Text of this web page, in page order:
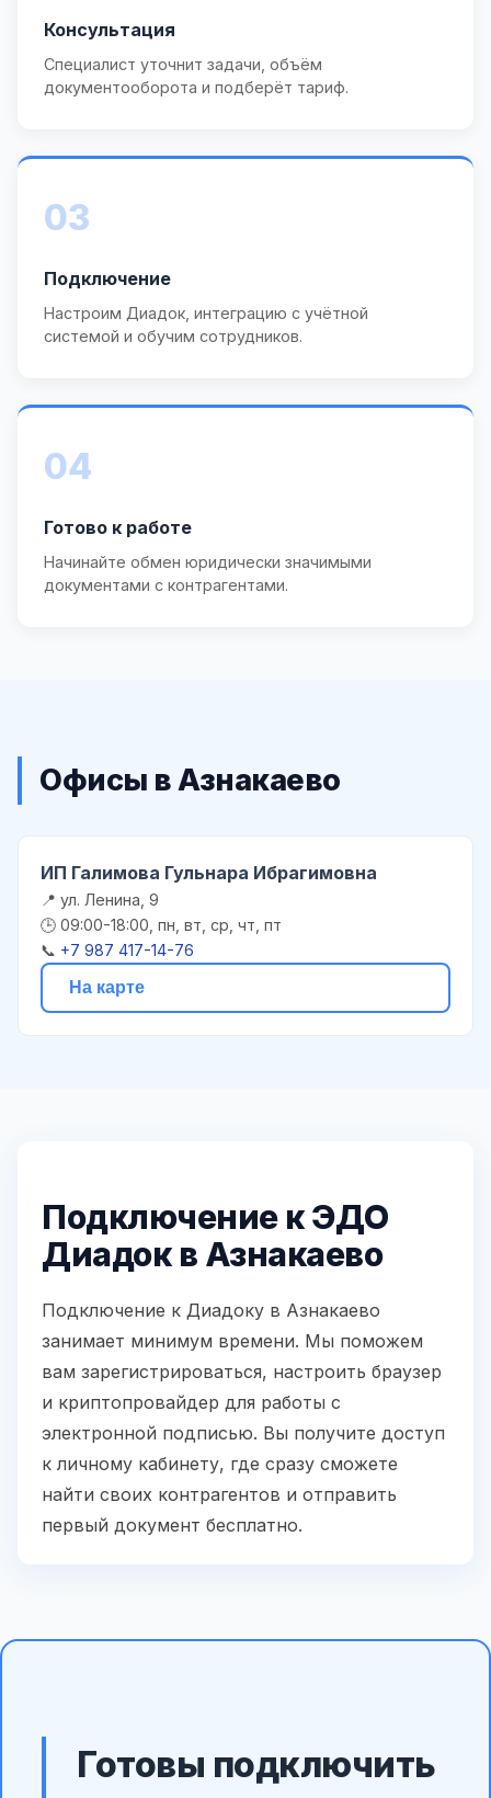
Консультация
Специалист уточнит задачи, объём
документооборота и подберёт тариф.
03
Подключение
Настроим Диадок, интеграцию с учётной
системой и обучим сотрудников.
04
Готово к работе
Начинайте обмен юридически значимыми
документами с контрагентами.
Офисы в Азнакаево
ИП Галимова Гульнара Ибрагимовна
📍 ул. Ленина, 9
🕒 09:00-18:00, пн, вт, ср, чт, пт
📞 +7 987 417-14-76
На карте
Подключение к ЭДО
Диадок в Азнакаево
Подключение к Диадоку в Азнакаево
занимает минимум времени. Мы поможем
вам зарегистрироваться, настроить браузер
и криптопровайдер для работы с
электронной подписью. Вы получите доступ
к личному кабинету, где сразу сможете
найти своих контрагентов и отправить
первый документ бесплатно.
Готовы подключить